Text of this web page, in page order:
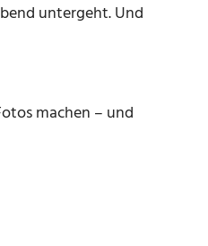
untergeht. Und
machen – und